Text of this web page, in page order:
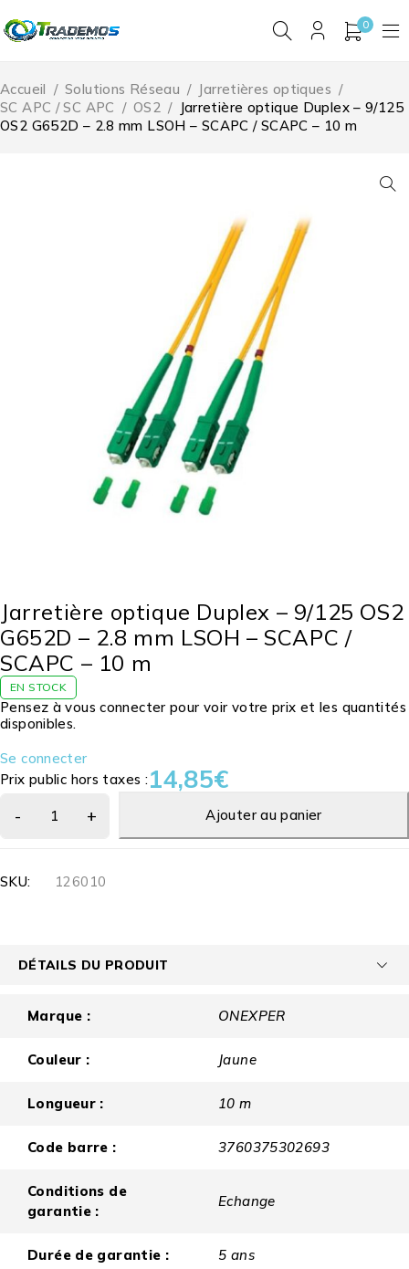
0
Accueil / Solutions Réseau / Jarretières optiques /
SC APC / SC APC / OS2 / Jarretière optique Duplex – 9/125
OS2 G652D – 2.8 mm LSOH – SCAPC / SCAPC – 10 m
Jarretière optique Duplex – 9/125 OS2
G652D – 2.8 mm LSOH – SCAPC /
SCAPC – 10 m
EN STOCK
Pensez à vous connecter pour voir votre prix et les quantités
disponibles.
Se connecter
Prix public hors taxes :14,85€
Ajouter au panier
SKU: 126010
DÉTAILS DU PRODUIT
Marque : ONEXPER
Couleur : Jaune
Longueur : 10 m
Code barre : 3760375302693
Conditions de
garantie :
Echange
Durée de garantie : 5 ans